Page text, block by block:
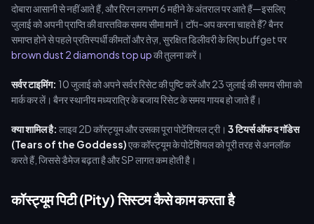
दोबारा आसानी से नहीं आते हैं, और रिरन लगभग 6 महीने के अंतराल पर आते हैं—इसलिए
जुलाई को अपनी प्राप्ति की वास्तविक समय सीमा मानें। टॉप-अप करना चाहते हैं? बैनर
समाप्त होने से पहले प्रतिस्पर्धी कीमतों और तेज़, सुरक्षित डिलीवरी के लिए buffget पर
brown dust 2 diamonds top upकी तुलना करें।
सर्वर टाइमिंग: 10 जुलाई को अपने सर्वर रिसेट की पुष्टि करें और 23 जुलाई की समय सीमा को
मार्क कर लें। बैनर स्थानीय मध्यरात्रि के बजाय रिसेट के समय गायब हो जाते हैं।
क्या शामिल है: लाइव 2D कॉस्ट्यूम और उसका पूरा पोटेंशियल ट्री। 3 टियर्स ऑफ द गॉडेस
(Tears of the Goddess)एक कॉस्ट्यूम के पोटेंशियल को पूरी तरह से अनलॉक
करते हैं, जिससे डैमेज बढ़ता है और SP लागत कम होती है।
कॉस्ट्यूम पिटी (Pity) सिस्टम कैसे काम करता है